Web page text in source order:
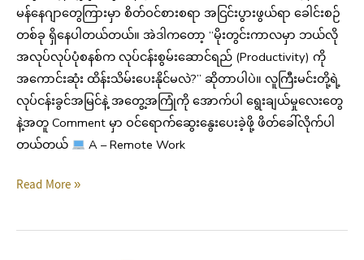
မန်နေဂျာတွေကြားမှာ စိတ်ဝင်စားစရာ အငြင်းပွားဖွယ်ရာ ခေါင်းစဉ်
တစ်ခု ရှိနေပါတယ်တယ်။ အဲဒါကတော့ “မိုးတွင်းကာလမှာ ဘယ်လို
အလုပ်လုပ်ပုံစနစ်က လုပ်ငန်းစွမ်းဆောင်ရည် (Productivity) ကို
အကောင်းဆုံး ထိန်းသိမ်းပေးနိုင်မလဲ?” ဆိုတာပါပဲ။ လူကြီးမင်းတို့ရဲ့
လုပ်ငန်းခွင်အမြင်နဲ့ အတွေ့အကြုံကို အောက်ပါ ရွေးချယ်မှုလေးတွေ
နဲ့အတူ Comment မှာ ဝင်ရောက်ဆွေးနွေးပေးခဲ့ဖို့ ဖိတ်ခေါ်လိုက်ပါ
တယ်တယ်
A – Remote Work
Read More »